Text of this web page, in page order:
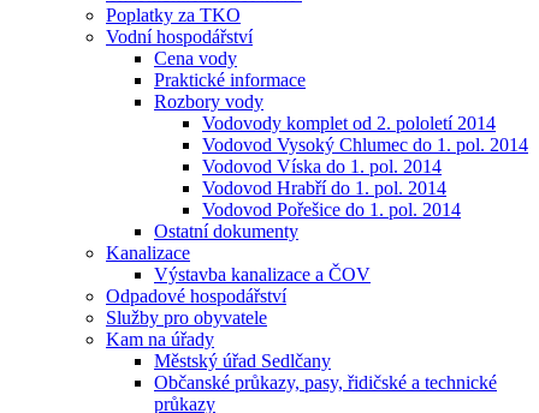
Poplatky za TKO
Vodní hospodářství
Cena vody
Praktické informace
Rozbory vody
Vodovody komplet od 2. pololetí 2014
Vodovod Vysoký Chlumec do 1. pol. 2014
Vodovod Víska do 1. pol. 2014
Vodovod Hrabří do 1. pol. 2014
Vodovod Pořešice do 1. pol. 2014
Ostatní dokumenty
Kanalizace
Výstavba kanalizace a ČOV
Odpadové hospodářství
Služby pro obyvatele
Kam na úřady
Městský úřad Sedlčany
Občanské průkazy, pasy, řidičské a technické
průkazy